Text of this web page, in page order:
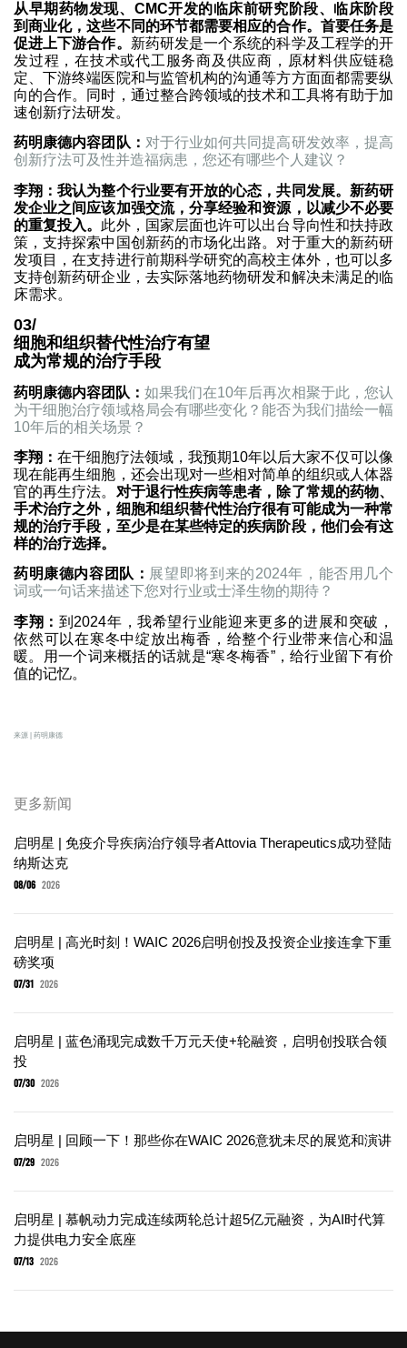
从早期药物发现、CMC开发的临床前研究阶段、临床阶段
到商业化，这些不同的环节都需要相应的合作。首要任务是
促进上下游合作。 新药研发是一个系统的科学及工程学的开
发过程，在技术或代工服务商及供应商，原材料供应链稳
定、下游终端医院和与监管机构的沟通等方方面面都需要纵
向的合作。同时，通过整合跨领域的技术和工具将有助于加
速创新疗法研发。
药明康德内容团队： 对于行业如何共同提高研发效率，提高
创新疗法可及性并造福病患，您还有哪些个人建议？
李翔：我认为整个行业要有开放的心态，共同发展。新药研
发企业之间应该加强交流，分享经验和资源，以减少不必要
的重复投入。 此外，国家层面也许可以出台导向性和扶持政
策，支持探索中国创新药的市场化出路。对于重大的新药研
发项目，在支持进行前期科学研究的高校主体外，也可以多
支持创新药研企业，去实际落地药物研发和解决未满足的临
床需求。
03/
细胞和组织替代性治疗有望
成为常规的治疗手段
药明康德内容团队： 如果我们在10年后再次相聚于此，您认
为干细胞治疗领域格局会有哪些变化？能否为我们描绘一幅
10年后的相关场景？
李翔： 在干细胞疗法领域，我预期10年以后大家不仅可以像
现在能再生细胞，还会出现对一些相对简单的组织或人体器
官的再生疗法。 对于退行性疾病等患者，除了常规的药物、
手术治疗之外，细胞和组织替代性治疗很有可能成为一种常
规的治疗手段，至少是在某些特定的疾病阶段，他们会有这
样的治疗选择。
药明康德内容团队： 展望即将到来的2024年，能否用几个
词或一句话来描述下您对行业或士泽生物的期待？
李翔： 到2024年，我希望行业能迎来更多的进展和突破，
依然可以在寒冬中绽放出梅香，给整个行业带来信心和温
暖。用一个词来概括的话就是“寒冬梅香”，给行业留下有价
值的记忆。
来源 | 药明康德
更多新闻
启明星 | 免疫介导疾病治疗领导者Attovia Therapeutics成功登陆
纳斯达克
08/06 2026
启明星 | 高光时刻！WAIC 2026启明创投及投资企业接连拿下重
磅奖项
07/31 2026
启明星 | 蓝色涌现完成数千万元天使+轮融资，启明创投联合领
投
07/30 2026
启明星 | 回顾一下！那些你在WAIC 2026意犹未尽的展览和演讲
07/29 2026
启明星 | 慕帆动力完成连续两轮总计超5亿元融资，为AI时代算
力提供电力安全底座
07/13 2026